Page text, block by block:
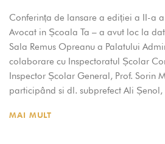
Conferința de lansare a ediției a II-a a
Avocat in Școala Ta – a avut loc la
Sala Remus Opreanu a Palatului
colaborare cu Inspectoratul Școlar
Inspector Școlar General, Prof. Sorin
participând si dl. subprefect Ali
MAI MULT